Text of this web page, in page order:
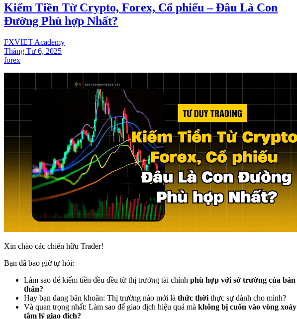
Kiếm Tiền Từ Crypto, Forex, Cổ phiếu – Đâu Là Con
Đường Phù hợp Nhất?
FXVIET Academy
Tháng Tư 6, 2025
forex
Xin chào các chiến hữu Trader!
Bạn đã bao giờ tự hỏi:
Làm sao để kiếm tiền đều đều từ thị trường tài chính phù hợp với sở trường của bản
thân?
Hay bạn đang băn khoăn: Thị trường nào mới là thức thời thực sự dành cho mình?
Và quan trọng nhất: Làm sao để giao dịch hiệu quả mà không bị cuốn vào vòng xoáy
tâm lý giao dịch?